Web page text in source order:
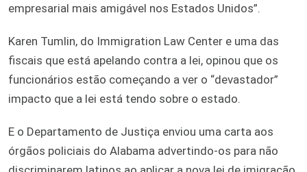
empresarial mais amigável nos Estados Unidos”.
Karen Tumlin, do Immigration Law Center e uma das
fiscais que está apelando contra a lei, opinou que os
funcionários estão começando a ver o “devastador”
impacto que a lei está tendo sobre o estado.
E o Departamento de Justiça enviou uma carta aos
órgãos policiais do Alabama advertindo-os para não